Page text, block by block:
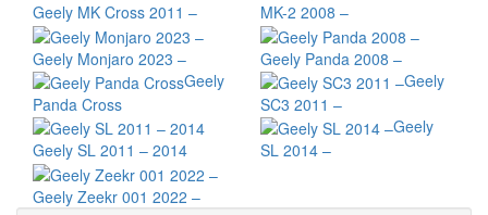
Geely MK Cross 2011 –
MK-2 2008 –
Geely Monjaro 2023 –
Geely Panda 2008 –
Geely
Panda Cross
Geely
SC3 2011 –
Geely SL 2011 – 2014
Geely
SL 2014 –
Geely Zeekr 001 2022 –